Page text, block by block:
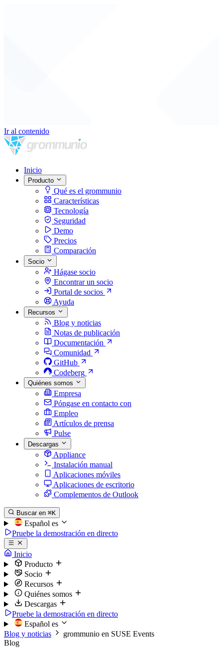
Ir al contenido
Inicio
Producto
Qué es el grommunio
Características
Tecnología
Seguridad
Demo
Precios
Comparación
Socio
Hágase socio
Encontrar un socio
Portal de socios
Ayuda
Recursos
Blog y noticias
Notas de publicación
Documentación
Comunidad
GitHub
Codeberg
Quiénes somos
Empresa
Póngase en contacto con
Empleo
Artículos de prensa
Pulse
Descargas
Appliance
Instalación manual
Aplicaciones móviles
Aplicaciones de escritorio
Complementos de Outlook
Buscar en ⌘K
Español es
Pruebe la demostración en directo
Inicio
Producto
Socio
Recursos
Quiénes somos
Descargas
Pruebe la demostración en directo
Español es
Blog y noticias
grommunio en SUSE Events
Blog